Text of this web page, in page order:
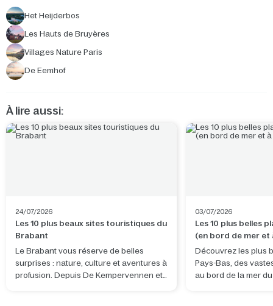
Het Heijderbos
Les Hauts de Bruyères
Villages Nature Paris
De Eemhof
À lire aussi:
24/07/2026
Les 10 plus beaux sites touristiques du
Brabant
Le Brabant vous réserve de belles
surprises : nature, culture et aventures à
profusion. Depuis De Kempervennen et
03/07/2026
Les 10 plus belles
(en bord de mer et
terres)
Découvrez les plus
Pays-Bas, des
au bord de la mer